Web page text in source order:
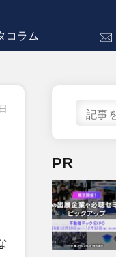
コラム
PR